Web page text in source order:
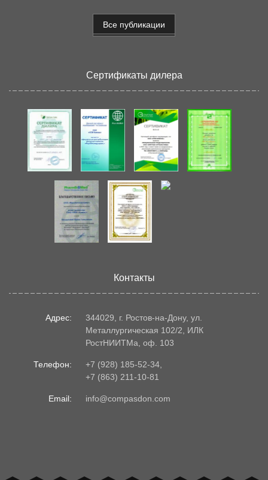
Все публикации
Сертификаты дилера
Контакты
Адрес:
344029, г. Ростов-на-Дону, ул.
Металлургическая 102/2, ИЛК
РостНИИТМа, оф. 103
Телефон: +7 (928) 185-52-34,
+7 (863) 211-10-81
Email: info@compasdon.com